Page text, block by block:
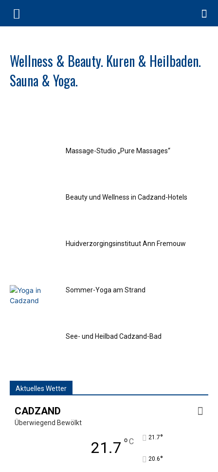
Wellness & Beauty. Kuren & Heilbaden.
Sauna & Yoga.
Massage-Studio „Pure Massages“
Beauty und Wellness in Cadzand-Hotels
Huidverzorgingsinstituut Ann Fremouw
Sommer-Yoga am Strand
See- und Heilbad Cadzand-Bad
Aktuelles Wetter
CADZAND
Überwiegend Bewölkt
21.7 °C 21.7°
20.6°